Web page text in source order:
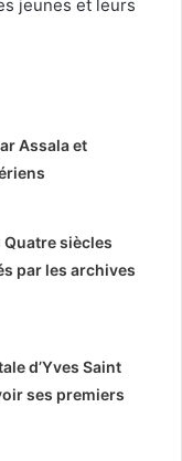
jeunes et leurs
Assala et
Quatre siècles
par les archives
d’Yves Saint
ses premiers